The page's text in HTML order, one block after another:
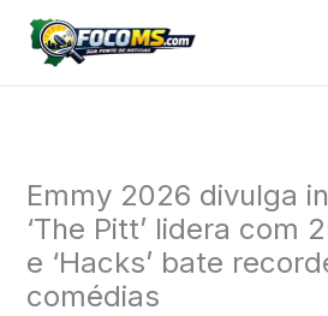
para
Emmy 2026 divulga
‘The Pitt’ lidera com
e ‘Hacks’ bate
comédias